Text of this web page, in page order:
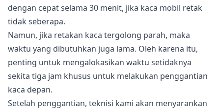
dengan cepat selama 30 menit, jika kaca mobil retak
tidak seberapa.
Namun, jika retakan kaca tergolong parah, maka
waktu yang dibutuhkan juga lama. Oleh karena itu,
penting untuk mengalokasikan waktu setidaknya
sekita tiga jam khusus untuk melakukan penggantian
kaca depan.
Setelah penggantian, teknisi kami akan menyarankan